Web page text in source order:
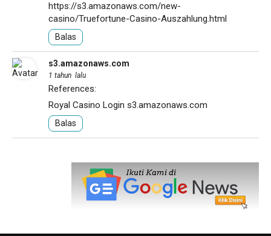
https://s3.amazonaws.com/new-
casino/Truefortune-Casino-Auszahlung.html
Balas
s3.amazonaws.com
1 tahun lalu
References:
Royal Casino Login s3.amazonaws.com
Balas